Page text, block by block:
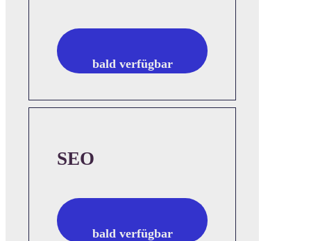
bald verfügbar
SEO
bald verfügbar